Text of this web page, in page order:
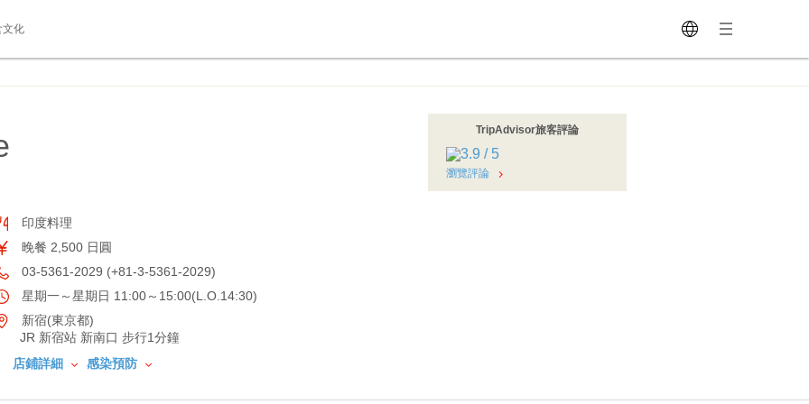
文化
印度料理
晚餐 2,500 日圓
03-5361-2029 (+81-3-5361-2029)
星期一～星期日 11:00～15:00(L.O.14:30)
新宿(東京都)
JR 新宿站 新南口 步行1分鐘
店鋪詳細
感染預防
TripAdvisor旅客評論
瀏覽評論